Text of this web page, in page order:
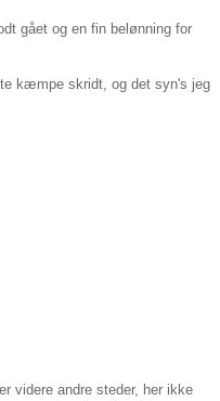
gået og en fin belønning for
kæmpe skridt, og det syn's jeg
videre andre steder, her ikke